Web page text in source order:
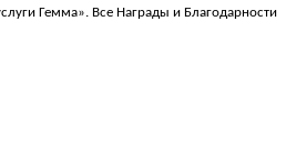
Гемма». Все Награды и Благодарности